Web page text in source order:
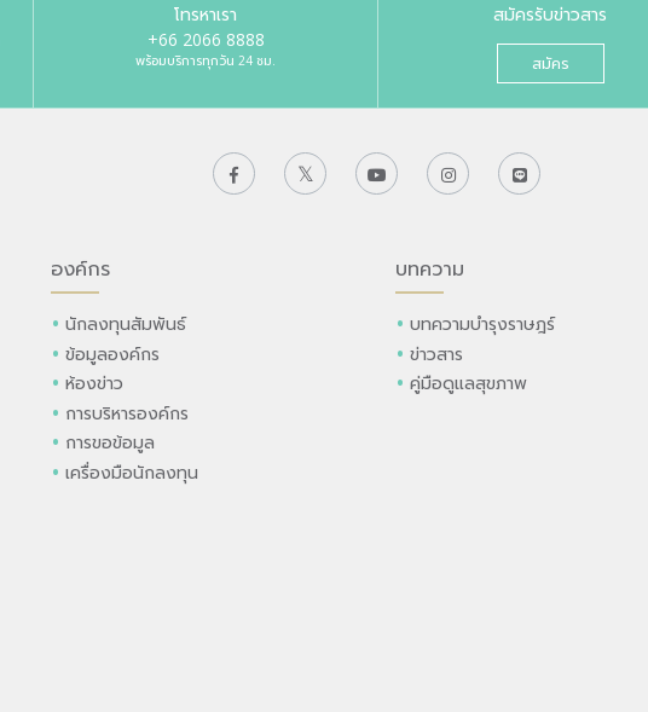
โทรหาเรา
+66 2066 8888
พร้อมบริการทุกวัน 24 ชม.
สมัครรับข่าวสาร
สมัคร
องค์กร
นักลงทุนสัมพันธ์
ข้อมูลองค์กร
ห้องข่าว
การบริหารองค์กร
การขอข้อมูล
เครื่องมือนักลงทุน
บทความ
บทความบำรุงราษฎร์
ข่าวสาร
คู่มือดูแลสุขภาพ